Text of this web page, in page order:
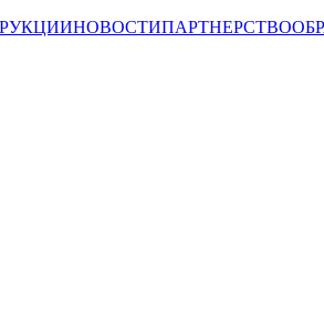
НОВОСТИПАРТНЕРСТВО